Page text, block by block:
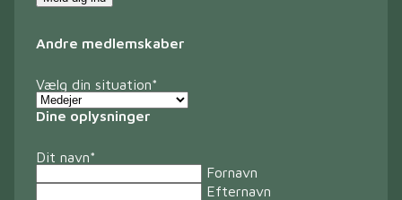
Andre medlemskaber
Vælg din situation*
Dine oplysninger
Dit navn*
Fornavn
Efternavn